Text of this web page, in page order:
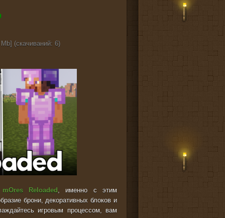
(cкачиваний: 6)
mOres Reloaded , именно с этим
брони, декоративных блоков и
игровым процессом, вам